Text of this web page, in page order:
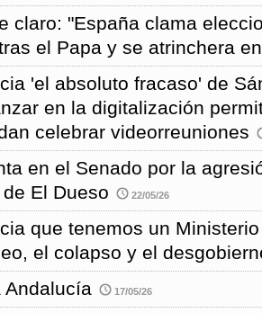
claro: "España clama
el Papa y se atrinchera
'el absoluto fracaso' de
en la digitalización
celebrar videorreuniones
en el Senado por la
El Dueso
22/05/26
que tenemos un
el colapso y el
Andalucía
17/05/26